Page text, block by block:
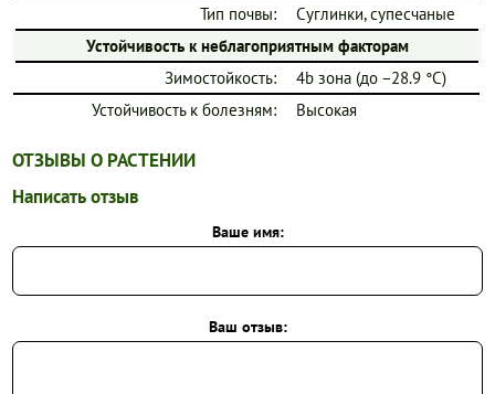
Тип почвы:
Суглинки, супесчаные
Устойчивость к неблагоприятным факторам
Зимостойкость:
4b зона (до −28.9 °C)
Устойчивость к болезням:
Высокая
ОТЗЫВЫ О РАСТЕНИИ
Написать отзыв
Ваше имя:
Ваш отзыв: